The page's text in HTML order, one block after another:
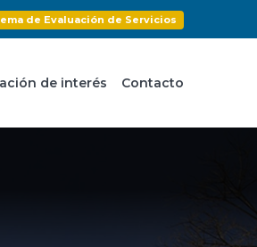
de Evaluación de Servicios
de interés Contacto